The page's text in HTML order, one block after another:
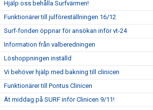
Hjälp oss behålla Surfvärmen!
Funktionärer till julföreställningen 16/12
Surf-fonden öppnar för ansökan inför vt-24
Information från valberedningen
Löshoppningen inställd
Vi behöver hjälp med bakning till clinicen
Funktionärer till Pontus Clinicen
Ät middag på SURF inför Clinicen 9/11!